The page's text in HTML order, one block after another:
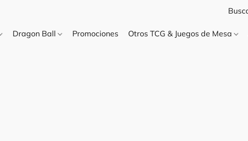
Dragon Ball Promociones Otros TCG & Juegos de Mesa